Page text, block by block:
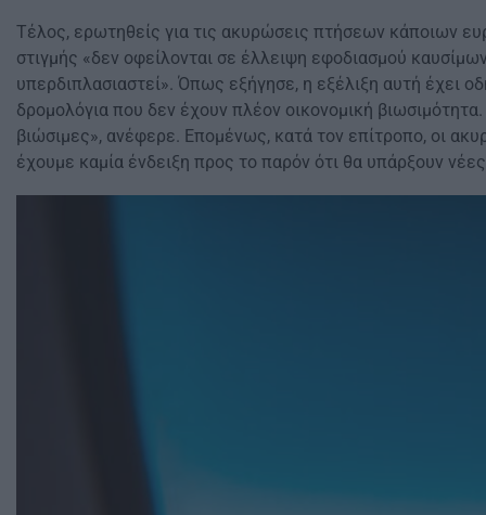
Τέλος, ερωτηθείς για τις ακυρώσεις πτήσεων κάποιων
στιγμής «δεν οφείλονται σε έλλειψη εφοδιασμού
υπερδιπλασιαστεί». Όπως εξήγησε, η εξέλιξη αυτή έχει
δρομολόγια που δεν έχουν πλέον οικονομική
βιώσιμες», ανέφερε. Επομένως, κατά τον επίτροπο, οι
έχουμε καμία ένδειξη προς το παρόν ότι θα υπάρξουν